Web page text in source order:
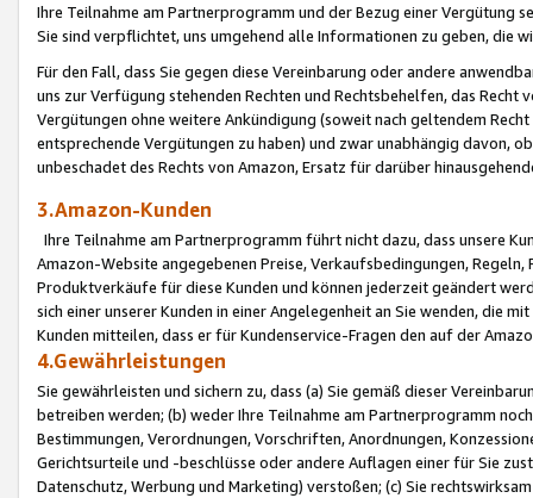
Ihre Teilnahme am Partnerprogramm und der Bezug einer Vergütung
Sie sind verpflichtet, uns umgehend alle Informationen zu geben, die
Für den Fall, dass Sie gegen diese Vereinbarung oder andere
uns zur Verfügung stehenden Rechten und Rechtsbehelfen, das
Vergütungen ohne weitere Ankündigung (soweit nach geltendem
entsprechende Vergütungen zu haben) und zwar unabhängig davon,
unbeschadet des Rechts von Amazon, Ersatz für darüber
3.Amazon-Kunden
Ihre Teilnahme am Partnerprogramm führt nicht dazu, dass unsere
Amazon-Website angegebenen Preise, Verkaufsbedingungen,
Produktverkäufe für diese Kunden und können jederzeit geändert
sich einer unserer Kunden in einer Angelegenheit an Sie wenden, die
Kunden mitteilen, dass er für Kundenservice-Fragen den auf der
4.Gewährleistungen
Sie gewährleisten und sichern zu, dass (a) Sie gemäß dieser
betreiben werden; (b) weder Ihre Teilnahme am Partnerprogramm
Bestimmungen, Verordnungen, Vorschriften, Anordnungen,
Gerichtsurteile und -beschlüsse oder andere Auflagen einer für Sie
Datenschutz, Werbung und Marketing) verstoßen; (c) Sie